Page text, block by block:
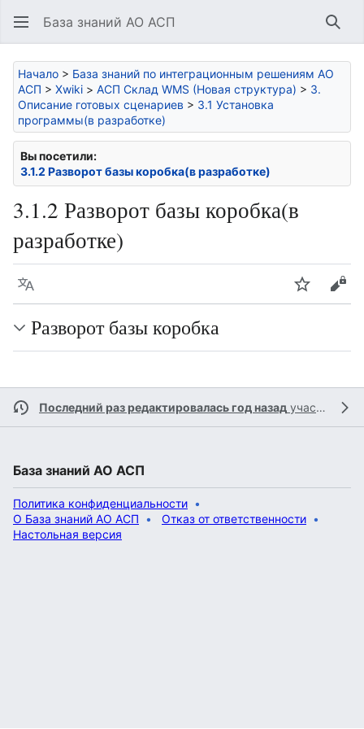
База знаний АО АСП
Начало > База знаний по интеграционным решениям АО
АСП > Xwiki > АСП Склад WMS (Новая структура) > 3.
Описание готовых сценариев > 3.1 Установка
программы(в разработке)
Вы посетили:
3.1.2 Разворот базы коробка(в разработке)
3.1.2 Разворот базы коробка(в
разработке)
Язык Следить
Разворот базы коробка
Последний раз редактировалась год назад участником
База знаний АО АСП
Политика конфиденциальности
О База знаний АО АСП
Отказ от ответственности
Настольная версия